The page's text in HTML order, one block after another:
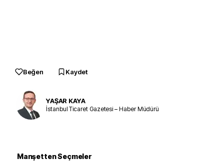
Beğen Kaydet
YAŞAR KAYA
İstanbul Ticaret Gazetesi – Haber Müdürü
Manşetten Seçmeler